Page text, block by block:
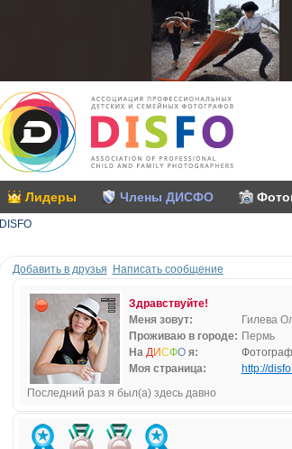
Лидеры Члены ДИСФО
DISFO
Добавить в друзья Написать сообщение
Здравствуйте!
Меня зовут:
Гилева
Проживаю в городе: Пермь
На ДИСФОя:
Фотограф
Моя страница:
http://
Последний раз я был(а) здесь давно